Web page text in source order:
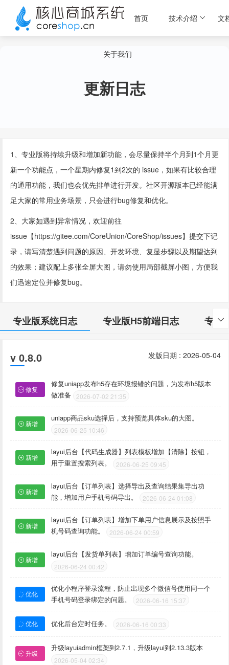
首页 技术介绍 文
关于我们
更新日志
1、专业版将持续升级和增加新功能，会尽量保持半个月到1个月更
新一个功能点，一个星期内修复1到2次的 issue，如果有比较合理
的通用功能，我们也会优先排单进行开发。社区开源版本已经能满
足大家的常用业务场景，只会进行bug修复和优化。
2、大家如遇到异常情况，欢迎前往
issue【https://gitee.com/CoreUnion/CoreShop/issues】提交下记
录，请写清楚遇到问题的原因、开发环境、复显步骤以及期望达到
的效果；建议配上多张全屏大图，请勿使用局部截屏小图，方便我
们迅速定位并修复bug。
专业版系统日志 专业版H5前端日志 专业

v 0.8.0 发版日期 : 2026-05-04
修复
修复uniapp发布h5存在环境报错的问题，为发布h5版本
做准备
2026-07-02 21:35
新增
uniapp商品sku选择后，支持预览具体sku的大图。
2026-06-25 10:46
新增
layui后台【代码生成器】列表模板增加【清除】按钮，
用于重置搜索列表。
2026-06-25 09:45
新增
layui后台【订单列表】选择导出及查询结果集导出功
能，增加用户手机号码导出。
2026-06-24 01:08
新增
layui后台【订单列表】增加下单用户信息展示及按照手
机号码查询功能。
2026-06-24 00:59
新增
layui后台【发货单列表】增加订单编号查询功能。
2026-06-24 00:42
优化
优化小程序登录流程，防止出现多个微信号使用同一个
手机号码登录绑定的问题。
2026-06-16 15:37
优化 优化后台定时任务。 2026-06-16 00:33
升级
升级layuiadmin框架到2.7.1，升级layui到2.13.3版本
2026-05-04 02:34